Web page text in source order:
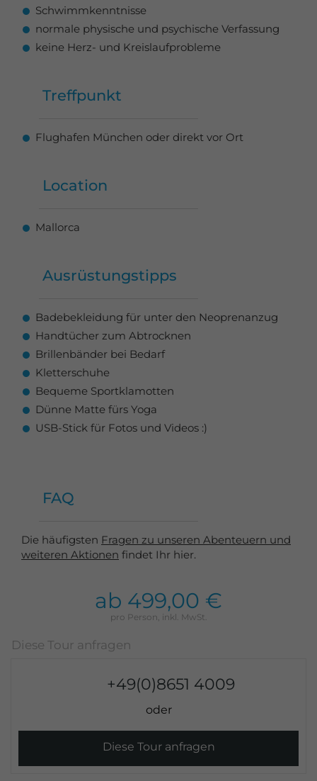
Schwimmkenntnisse
normale physische und psychische Verfassung
keine Herz- und Kreislaufprobleme
Treffpunkt
Flughafen München oder direkt vor Ort
Location
Mallorca
Ausrüstungstipps
Badebekleidung für unter den Neoprenanzug
Handtücher zum Abtrocknen
Brillenbänder bei Bedarf
Kletterschuhe
Bequeme Sportklamotten
Dünne Matte fürs Yoga
USB-Stick für Fotos und Videos :)
FAQ
Die häufigsten Fragen zu unseren Abenteuern und
weiteren Aktionen findet Ihr hier.
ab 499,00 €
+49(0)8651 4009
Diese Tour anfragen